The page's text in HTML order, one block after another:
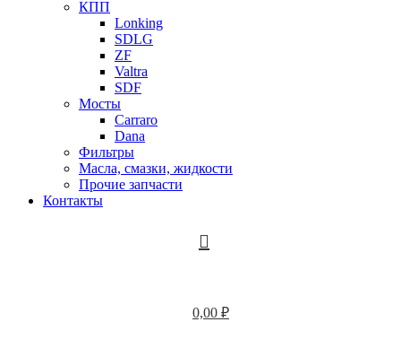
КПП
Lonking
SDLG
ZF
Valtra
SDF
Мосты
Carraro
Dana
Фильтры
Масла, смазки, жидкости
Прочие запчасти
Контакты
0,00 ₽